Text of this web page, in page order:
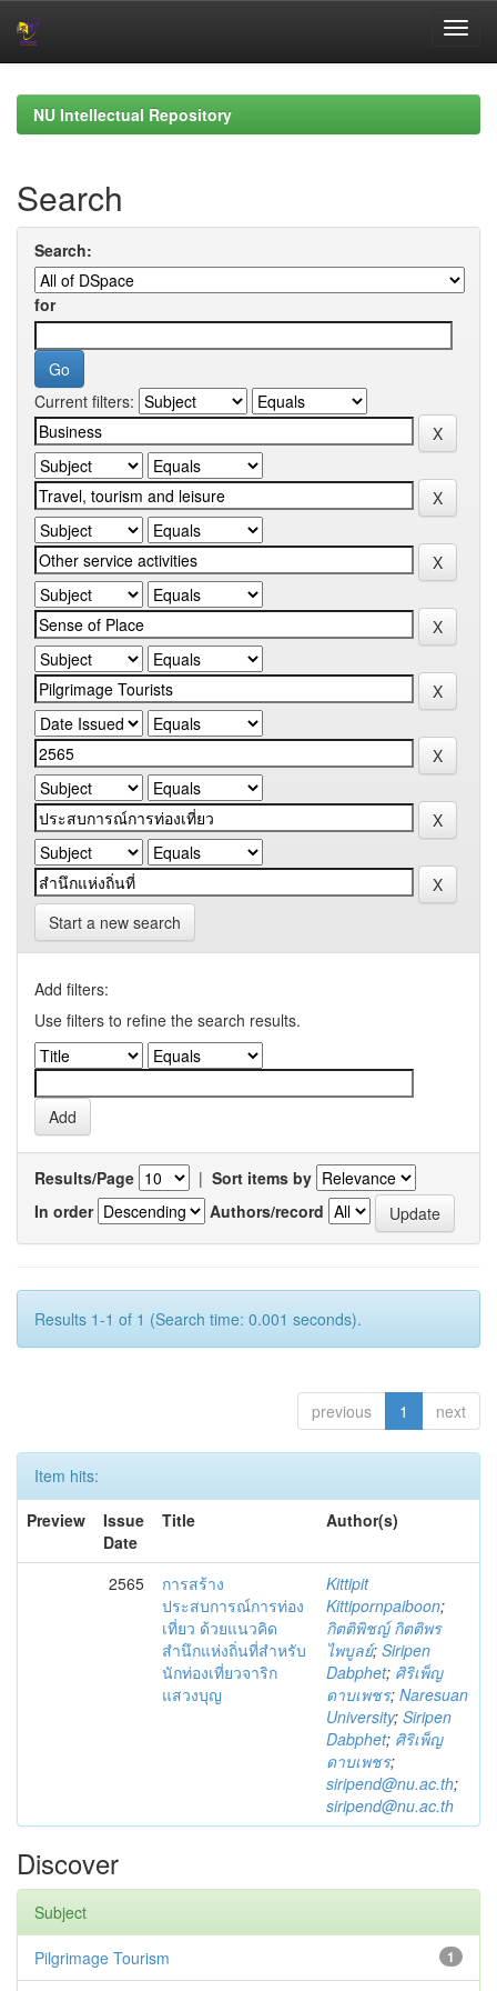
navigationNU Intellectual Repository
Search
Search:
for
Current filters:
Start a new search
Add filters:
Use filters to refine the search results.
Results/Page | Sort items by
In order
Authors/record
Results 1-1 of 1 (Search time: 0.001 seconds).
previous 1 next
Item hits:
Preview
Issue
Date
Title Author(s)
2565
การสร้าง
ประสบการณ์การท่อง
เที่ยว ด้วยแนวคิด
สำนึกแห่งถิ่นที่สำหรับ
นักท่องเที่ยวจาริก
แสวงบุญ
Kittipit
Kittipornpaiboon;
กิตติพิชญ์ กิตติพร
ไพบูลย์; Siripen
Dabphet; ศิริเพ็ญ
ดาบเพชร; Naresuan
University; Siripen
Dabphet; ศิริเพ็ญ
ดาบเพชร;
siripend@nu.ac.th;
siripend@nu.ac.th
Discover
Subject
1
Pilgrimage Tourism